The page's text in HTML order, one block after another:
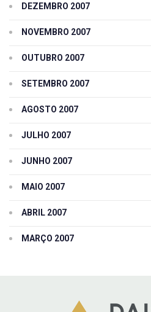
DEZEMBRO 2007
NOVEMBRO 2007
OUTUBRO 2007
SETEMBRO 2007
AGOSTO 2007
JULHO 2007
JUNHO 2007
MAIO 2007
ABRIL 2007
MARÇO 2007